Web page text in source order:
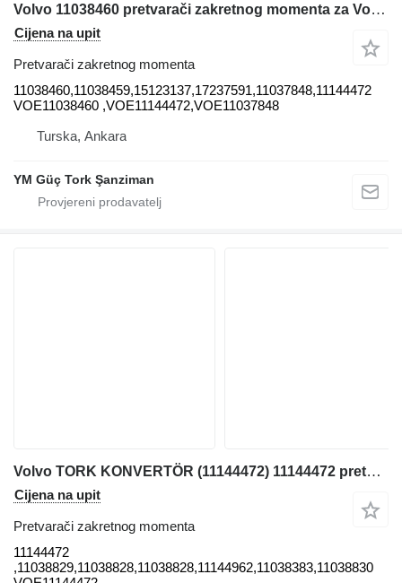
Volvo 11038460 pretvarači zakretnog momenta za Volvo L110F-L120E-L120F,L150C-L180C (11038460,11038459,15123137,17237591,11037848,11144472 ) prednjeg utovarivača
Cijena na upit
Pretvarači zakretnog momenta
11038460,11038459,15123137,17237591,11037848,11144472
VOE11038460 ,VOE11144472,VOE11037848
Turska, Ankara
YM Güç Tork Şanziman
Volvo TORK KONVERTÖR (11144472) 11144472 pretvarači zakretnog momenta za Volvo L150E-L180E-L150F-L180F-L220E-L220F(11144472) prednjeg utovarivača
Cijena na upit
Pretvarači zakretnog momenta
11144472
,11038829,11038828,11038828,11144962,11038383,11038830